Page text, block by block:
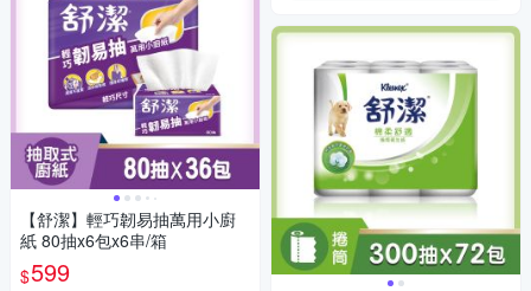
【舒潔】輕巧韌易抽萬用小廚
紙 80抽x6包x6串/箱
$599